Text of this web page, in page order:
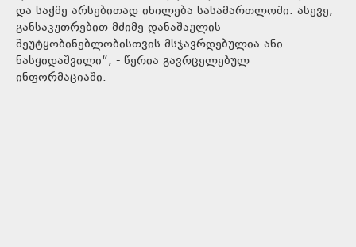
და საქმე არსებითად იხილება სასამართლოში. ასევე,
განსაკუთრებით მძიმე დანაშაულის
შეუტყობინებლობისთვის მსჯავრდებულია ანი
ნასყიდაშვილი“, - წერია გავრცელებულ
ინფორმაციაში.